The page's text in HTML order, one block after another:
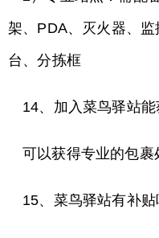
架、PDA、灭火器、
台、分拣框
14、加入菜鸟驿站能
可以获得专业的包裹
15、菜鸟驿站有补贴